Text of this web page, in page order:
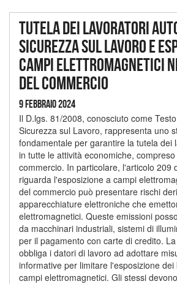
Tutela dei lavoratori
sicurezza sul lavoro e
campi elettromagnetici
del commercio
9 Febbraio 2024
Il D.lgs. 81/2008, conosciuto come
Sicurezza sul Lavoro, rappresenta uno
fondamentale per garantire la tutela dei
in tutte le attività economiche,
commercio. In particolare, l'articolo 209
riguarda l'esposizione a campi
del commercio può presentare rischi
apparecchiature elettroniche che
elettromagnetici. Queste emissioni
da macchinari industriali, sistemi di
per il pagamento con carte di credito.
obbliga i datori di lavoro ad adottare
informative per limitare l'esposizione
campi elettromagnetici. Gli stessi